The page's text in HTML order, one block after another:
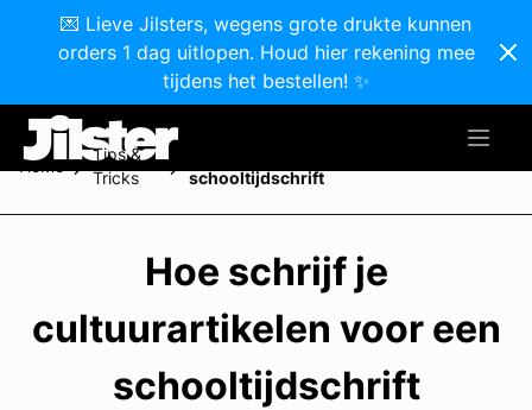
💌 Lieve Jilsters, wegens grote drukte kunnen
orders 1 dag uitlopen. Houd hier rekening mee
tijdens het bestellen! ✨
Home
Tips &
Tricks
schooltijdschrift
Hoe schrijf je
cultuurartikelen voor een
schooltijdschrift